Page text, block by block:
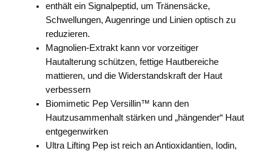
enthält ein Signalpeptid, um Tränensäcke,
Schwellungen, Augenringe und Linien optisch zu
reduzieren.
Magnolien-Extrakt kann vor vorzeitiger
Hautalterung schützen, fettige Hautbereiche
mattieren, und die Widerstandskraft der Haut
verbessern
Biomimetic Pep Versillin™ kann den
Hautzusammenhalt stärken und „hängender“ Haut
entgegenwirken
Ultra Lifting Pep ist reich an Antioxidantien, Iodin,